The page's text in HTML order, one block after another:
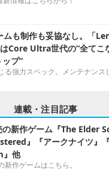
ムも制作も妥協なし。「
Core Ultra世代の“全てこ
プ”
る強力スペック。メンテナンス
連載・注目記事
の新作ゲーム『The Elder
』『アークナイツ』
』他
新作ゲームはこちら。